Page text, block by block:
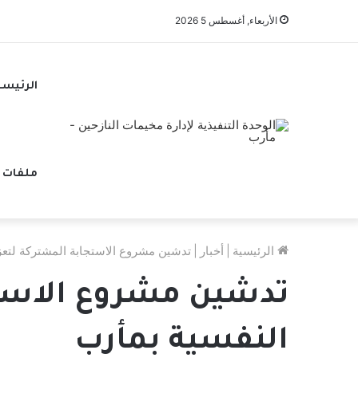
الأربعاء, أغسطس 5 2026
الرئيسية أخبار تدشين مشروع الاستجابة المشتركة
تدشين مشروع
النفسية بمأرب